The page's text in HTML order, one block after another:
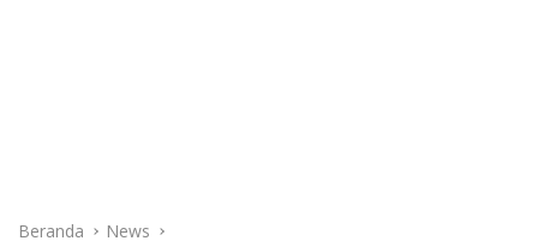
Beranda News